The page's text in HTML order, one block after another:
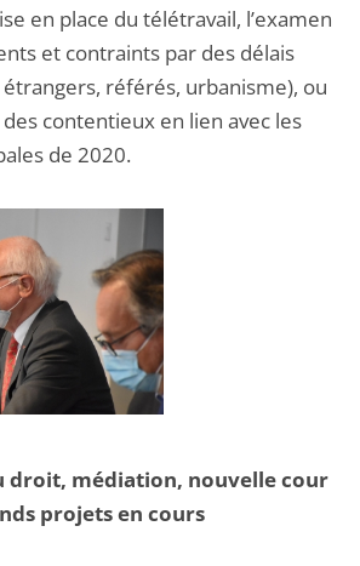
en place du télétravail, l’examen
et contraints par des délais
référés, urbanisme), ou
contentieux en lien avec les
de 2020.
droit, médiation, nouvelle cour
projets en cours